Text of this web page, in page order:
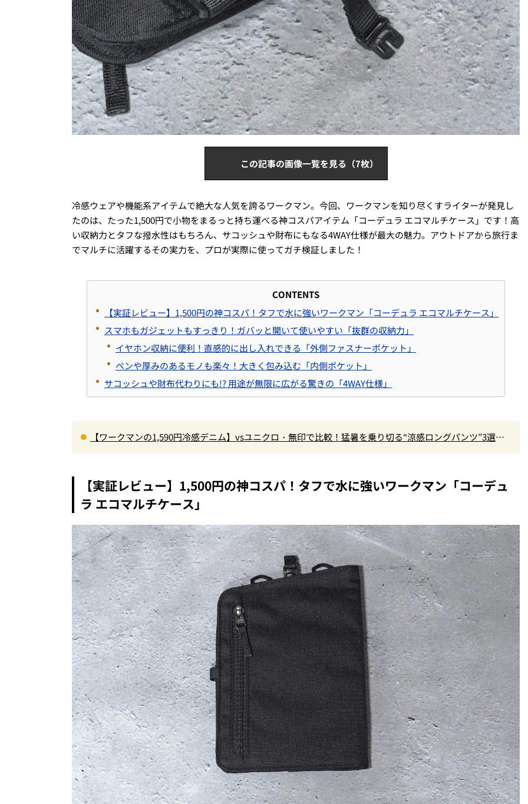
この記事の画像一覧を見る（7枚）
冷感ウェアや機能系アイテムで絶大な人気を誇るワークマン。今回、ワークマンを知り尽くすライターが発見し
たのは、たった1,500円で小物をまるっと持ち運べる神コスパアイテム「コーデュラ エコマルチケース」です！高
い収納力とタフな撥水性はもちろん、サコッシュや財布にもなる4WAY仕様が最大の魅力。アウトドアから旅行ま
でマルチに活躍するその実力を、プロが実際に使ってガチ検証しました！
CONTENTS
【実証レビュー】1,500円の神コスパ！タフで水に強いワークマン「コーデュラ エコマルチケース」
スマホもガジェットもすっきり！ガバッと開いて使いやすい「抜群の収納力」
イヤホン収納に便利！直感的に出し入れできる「外側ファスナーポケット」
ペンや厚みのあるモノも楽々！大きく包み込む「内側ポケット」
サコッシュや財布代わりにも!? 用途が無限に広がる驚きの「4WAY仕様」
【ワークマンの1,590円冷感デニム】vsユニクロ・無印で比較！猛暑を乗り切る“涼感ロングパンツ”3選を
【実証レビュー】1,500円の神コスパ！タフで水に強いワークマン「コーデュ
ラ エコマルチケース」